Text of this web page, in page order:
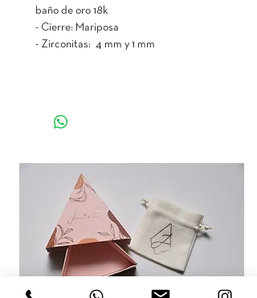
baño de oro 18k
- Cierre: Mariposa
- Zirconitas: 4 mm y 1 mm